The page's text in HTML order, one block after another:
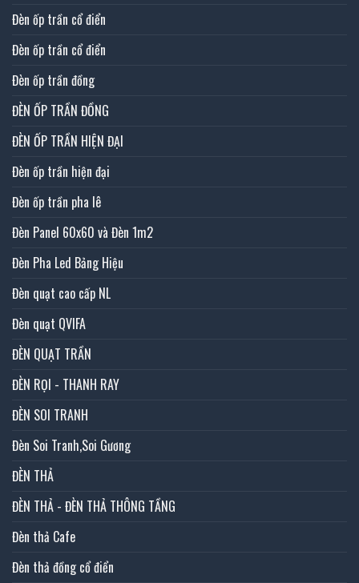
Đèn ốp trần cổ điển
Đèn ốp trần cổ điển
Đèn ốp trần đồng
ĐÈN ỐP TRẦN ĐỒNG
ĐÈN ỐP TRẦN HIỆN ĐẠI
Đèn ốp trần hiện đại
Đèn ốp trần pha lê
Đèn Panel 60x60 và Đèn 1m2
Đèn Pha Led Bảng Hiệu
Đèn quạt cao cấp NL
Đèn quạt QVIFA
ĐÈN QUẠT TRẦN
ĐÈN RỌI - THANH RAY
ĐÈN SOI TRANH
Đèn Soi Tranh,Soi Gương
ĐÈN THẢ
ĐÈN THẢ - ĐÈN THẢ THÔNG TẦNG
Đèn thả Cafe
Đèn thả đồng cổ điển